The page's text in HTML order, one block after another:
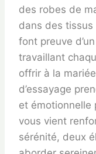
des robes de
dans des tissus
font preuve
travaillant
offrir à la
d’essayage
et émotionnelle
vous vient
sérénité, deux